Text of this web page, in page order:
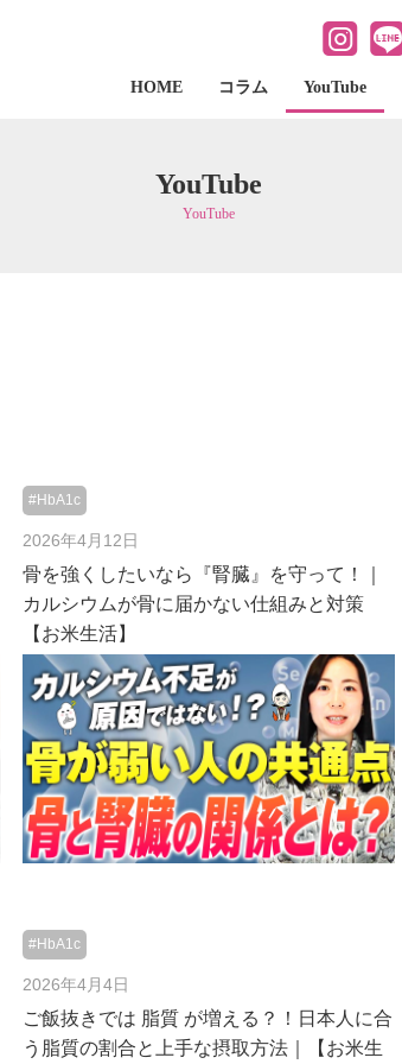
HOME コラム YouTube
YouTube
YouTube
#HbA1c
2026年4月12日
骨を強くしたいなら『腎臓』を守って！｜
カルシウムが骨に届かない仕組みと対策
【お米生活】
#HbA1c
2026年4月4日
ご飯抜きでは 脂質 が増える？！日本人に合
う脂質の割合と上手な摂取方法｜【お米生